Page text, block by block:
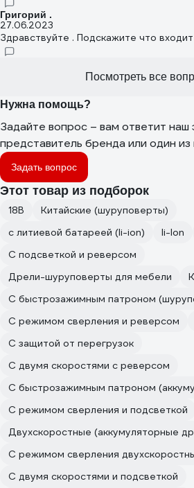
Григорий .
27.06.2023
Здравствуйте . Подскажите что
Посмотреть все
Нужна помощь?
Задайте вопрос – вам ответит наш
представитель бренда или один из
Задать вопрос
Этот товар из подборок
18В
Китайские (шуруповерты)
с литиевой батареей (li-ion)
li-lon
С подсветкой и реверсом
Дрели-шуруповерты для мебели
С быстрозажимным патроном
C режимом сверления и реверсом
С защитой от перегрузок
С двумя скоростями с реверсом
C режимом сверления и подсветкой
Двухскоростные (аккумуляторные
С режимом сверления
С двумя скоростями и подсветкой